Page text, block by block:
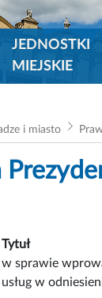
JEDNOSTKI
MIEJSKIE
i miasto
Tytuł
w sprawie
usług w